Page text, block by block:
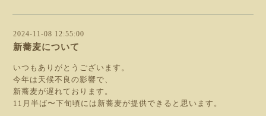
2024-11-08 12:55:00
新蕎麦について
いつもありがとうございます。
今年は天候不良の影響で、
新蕎麦が遅れております。
11月半ば〜下旬頃には新蕎麦が提供できると思います。